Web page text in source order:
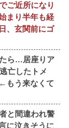
ご近所になり
まり半年も経
、玄関前にゴ
ら…居座りア
亡したトメ
もう来なくて
と間違われ警
に泣きそうに